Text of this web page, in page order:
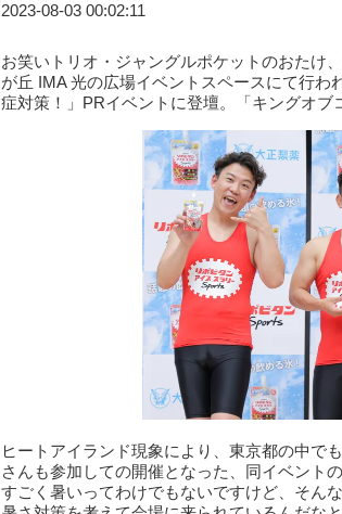
2023-08-03 00:02:11
お笑いトリオ・ジャングルポケットのおたけ
が丘 IMA 光の広場イベントスペースにて行
症対策！」PRイベントに登壇。「キングオブ
ヒートアイランド現象により、東京都の中で
さんも参加しての開催となった、同イベント
すごく暑いってわけでもないですけど、そん